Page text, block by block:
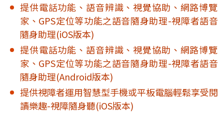
提供電話功能、語音辨識、視覺協助、網路博覽
家、GPS定位等功能之語音隨身助理-視障者語音
隨身助理(iOS版本)
提供電話功能、語音辨識、視覺協助、網路博覽
家、GPS定位等功能之語音隨身助理-視障者語音
隨身助理(Android版本)
提供視障者運用智慧型手機或平板電腦輕鬆享受閱
讀樂趣-視障隨身聽(iOS版本)